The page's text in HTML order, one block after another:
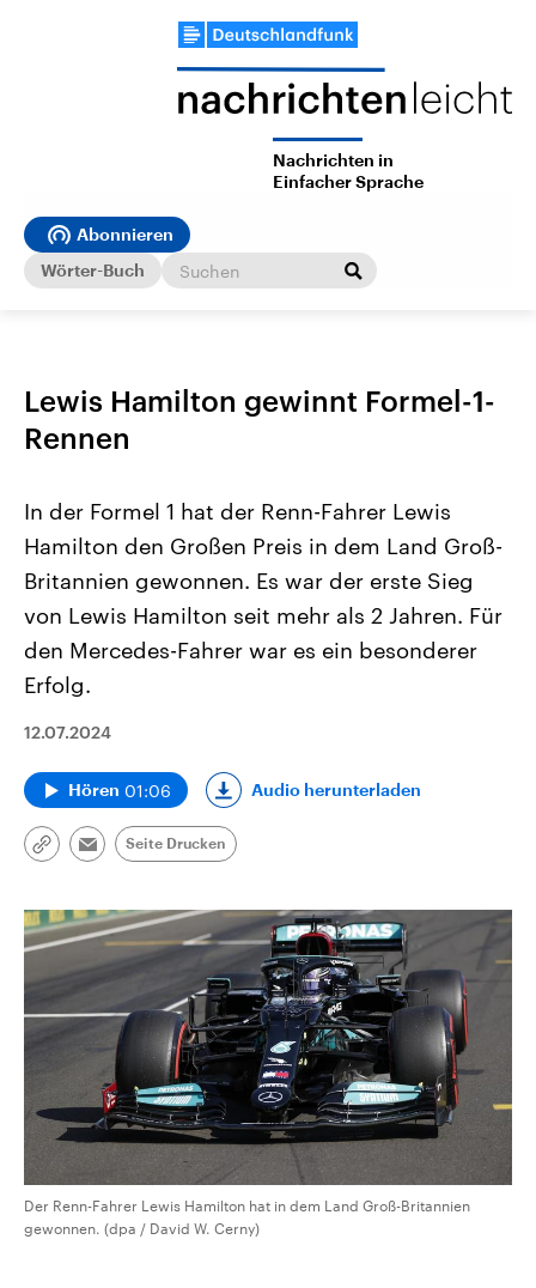
Nachrichten in
Einfacher Sprache
Abonnieren
Wörter-Buch
Lewis Hamilton gewinnt Formel-1-
Rennen
In der Formel 1 hat der Renn-Fahrer Lewis
Hamilton den Großen Preis in dem Land Groß-
Britannien gewonnen. Es war der erste Sieg
von Lewis Hamilton seit mehr als 2 Jahren. Für
den Mercedes-Fahrer war es ein besonderer
Erfolg.
12.07.2024
Hören 01:06 Audio herunterladen
Link
Email
Seite Drucken
Der Renn-Fahrer Lewis Hamilton hat in dem Land Groß-Britannien
gewonnen. (dpa / David W. Cerny)